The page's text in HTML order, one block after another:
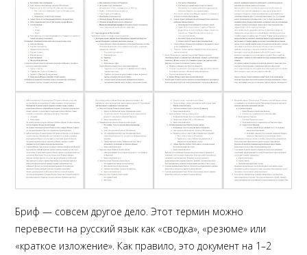
Бриф — совсем другое дело. Этот термин можно
перевести на русский язык как «сводка», «резюме» или
«краткое изложение». Как правило, это документ на 1–2